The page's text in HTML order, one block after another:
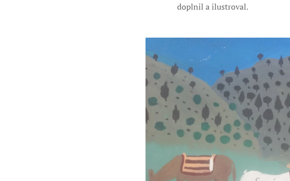
doplnil a ilustroval.